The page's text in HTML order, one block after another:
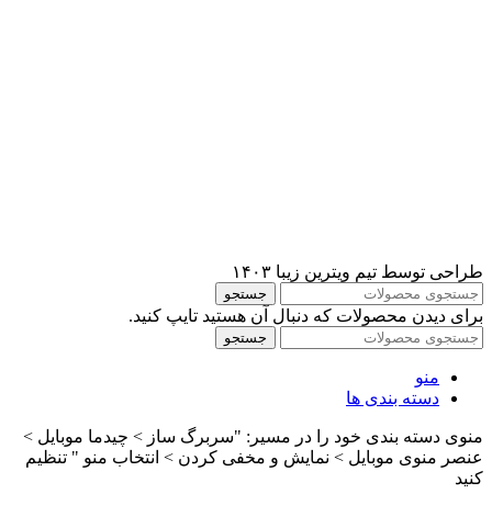
طراحی توسط تیم ویترین زیبا ۱۴۰۳
جستجو
برای دیدن محصولات که دنبال آن هستید تایپ کنید.
جستجو
منو
دسته بندی ها
منوی دسته بندی خود را در مسیر: "سربرگ ساز > چیدما موبایل >
عنصر منوی موبایل > نمایش و مخفی کردن > انتخاب منو " تنظیم
کنید